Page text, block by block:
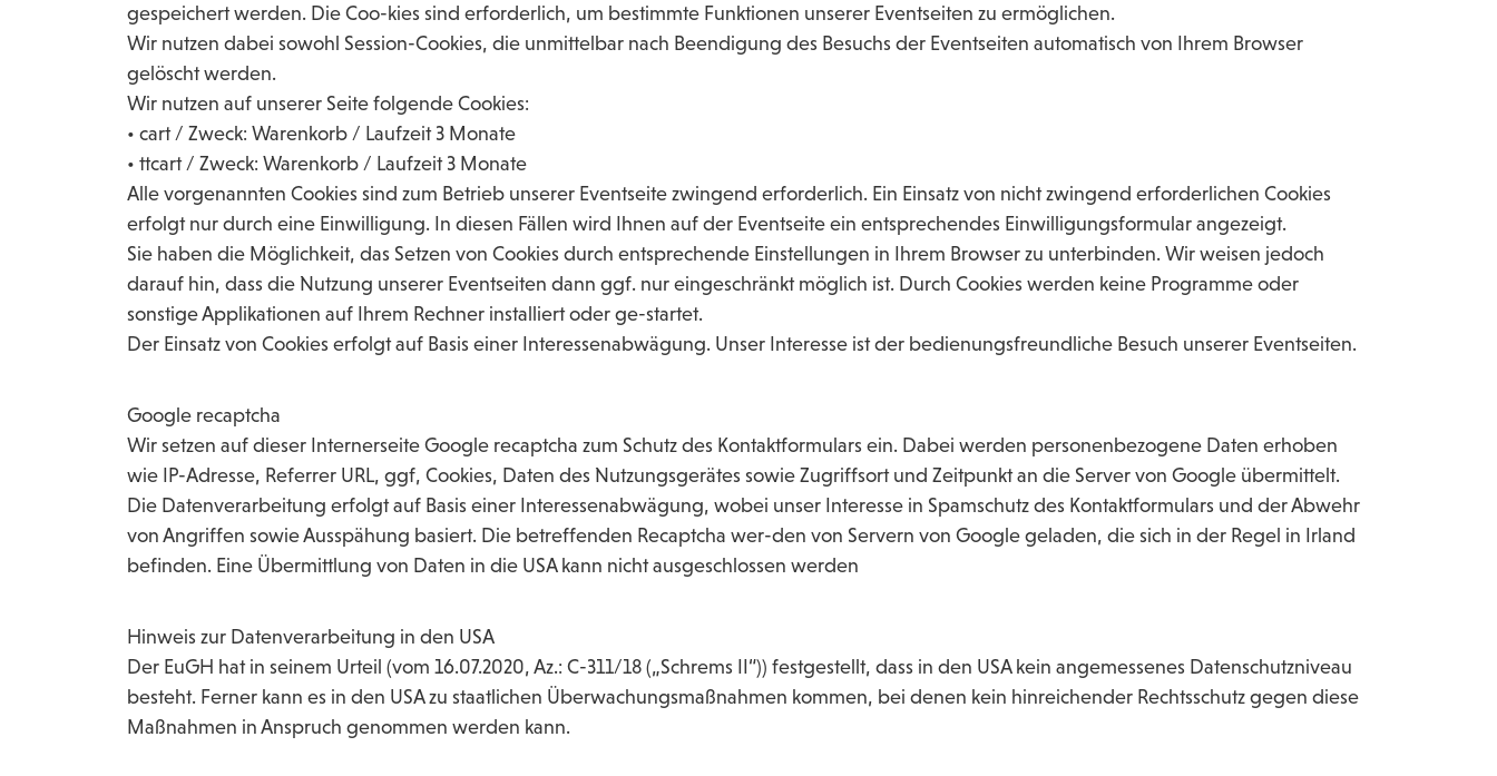
gespeichert werden. Die Coo-kies sind erforderlich, um bestimmte Funktionen unserer Eventseiten zu ermöglichen.
Wir nutzen dabei sowohl Session-Cookies, die unmittelbar nach Beendigung des Besuchs der Eventseiten automatisch von Ihrem Browser
gelöscht werden.
Wir nutzen auf unserer Seite folgende Cookies:
• cart / Zweck: Warenkorb / Laufzeit 3 Monate
• ttcart / Zweck: Warenkorb / Laufzeit 3 Monate
Alle vorgenannten Cookies sind zum Betrieb unserer Eventseite zwingend erforderlich. Ein Einsatz von nicht zwingend erforderlichen Cookies
erfolgt nur durch eine Einwilligung. In diesen Fällen wird Ihnen auf der Eventseite ein entsprechendes Einwilligungsformular angezeigt.
Sie haben die Möglichkeit, das Setzen von Cookies durch entsprechende Einstellungen in Ihrem Browser zu unterbinden. Wir weisen jedoch
darauf hin, dass die Nutzung unserer Eventseiten dann ggf. nur eingeschränkt möglich ist. Durch Cookies werden keine Programme oder
sonstige Applikationen auf Ihrem Rechner installiert oder ge-startet.
Der Einsatz von Cookies erfolgt auf Basis einer Interessenabwägung. Unser Interesse ist der bedienungsfreundliche Besuch unserer Eventseiten.
Google recaptcha
Wir setzen auf dieser Internerseite Google recaptcha zum Schutz des Kontaktformulars ein. Dabei werden personenbezogene Daten erhoben
wie IP-Adresse, Referrer URL, ggf, Cookies, Daten des Nutzungsgerätes sowie Zugriffsort und Zeitpunkt an die Server von Google übermittelt.
Die Datenverarbeitung erfolgt auf Basis einer Interessenabwägung, wobei unser Interesse in Spamschutz des Kontaktformulars und der Abwehr
von Angriffen sowie Ausspähung basiert. Die betreffenden Recaptcha wer-den von Servern von Google geladen, die sich in der Regel in Irland
befinden. Eine Übermittlung von Daten in die USA kann nicht ausgeschlossen werden
Hinweis zur Datenverarbeitung in den USA
Der EuGH hat in seinem Urteil (vom 16.07.2020, Az.: C-311/18 („Schrems II“)) festgestellt, dass in den USA kein angemessenes Datenschutzniveau
besteht. Ferner kann es in den USA zu staatlichen Überwachungsmaßnahmen kommen, bei denen kein hinreichender Rechtsschutz gegen diese
Maßnahmen in Anspruch genommen werden kann.